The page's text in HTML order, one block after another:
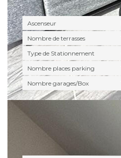
Autres
Ascenseur
Nombre de terrasses
Type de Stationnement
Nombre places parking
Nombre garages/Box
Diagnostics